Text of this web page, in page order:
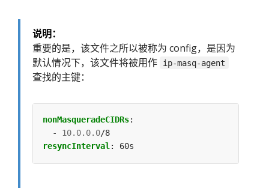
说明：
重要的是，该文件之所以被称为 config，是因为
默认情况下，该文件将被用作
ip-masq-agent
查找的主键：
nonMasqueradeCIDRs:
- 10.0.0.0/8
resyncInterval: 60s